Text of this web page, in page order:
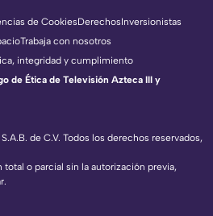
de C.V. Todos los derechos reservados,
o parcial sin la autorización previa,
de CookiesDerechosInversionistas
Trabaja con nosotros
integridad y cumplimiento
de Ética de Televisión Azteca III y